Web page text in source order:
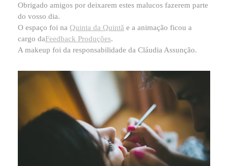
Obrigado amigos por deixarem estes malucos fazerem parte
do vosso dia.
O espaço foi na Quinta da Quintã e a animação ficou a
cargo daFeedback Produções.
A makeup foi da responsabilidade da Cláudia Assunção.